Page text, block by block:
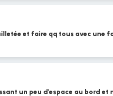
et faire qq tous avec une
un peu d'espace au bord et